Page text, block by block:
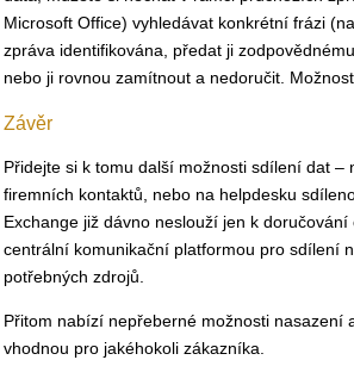
Microsoft Office) vyhledávat konkrétní frázi
zpráva identifikována, předat ji
nebo ji rovnou zamítnout a nedoručit.
Závěr
Přidejte si k tomu další možnosti sdílení dat –
firemních kontaktů, nebo na helpdesku
Exchange již dávno neslouží jen k
centrální komunikační platformou pro sdílení
potřebných zdrojů.
Přitom nabízí nepřeberné možnosti nasazení
vhodnou pro jakéhokoli zákazníka.